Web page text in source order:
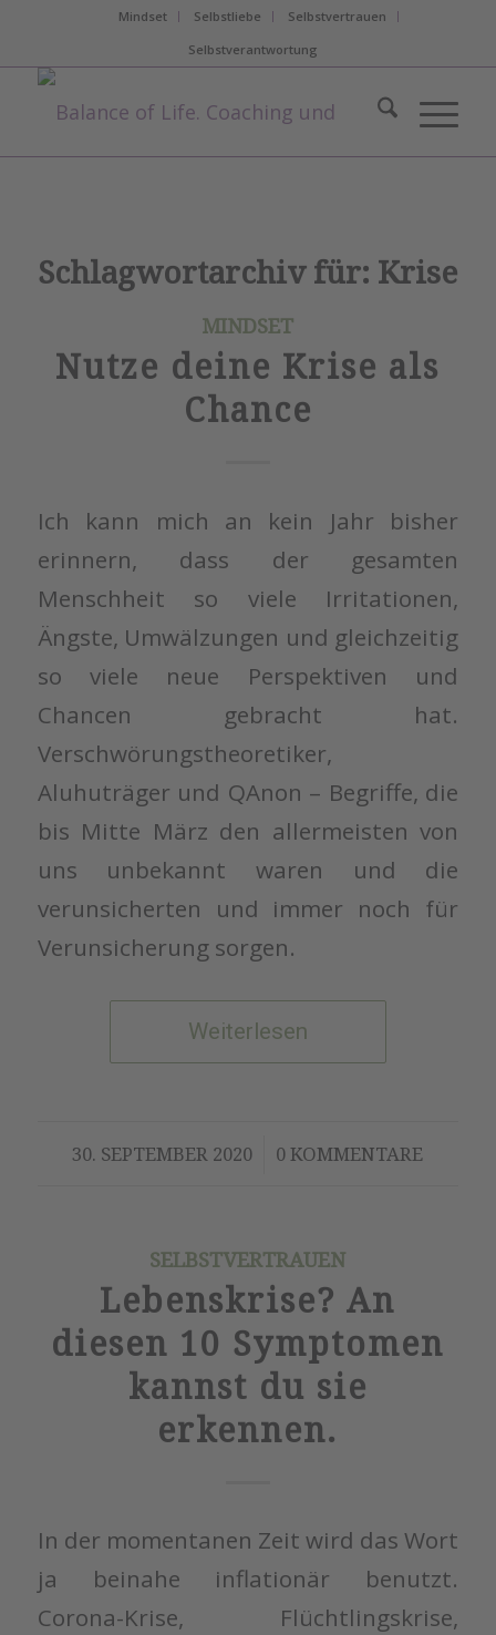
Mindset Selbstliebe
Selbstvertrauen
Selbstverantwortung
Schlagwortarchiv für: Krise
MINDSET
Nutze deine Krise als
Chance
Ich kann mich an kein Jahr bisher
erinnern, dass der gesamten
Menschheit so viele Irritationen,
Ängste, Umwälzungen und gleichzeitig
so viele neue Perspektiven und
Chancen gebracht hat.
Verschwörungstheoretiker,
Aluhuträger und QAnon – Begriffe, die
bis Mitte März den allermeisten von
uns unbekannt waren und die
verunsicherten und immer noch für
Verunsicherung sorgen.
Weiterlesen
30. SEPTEMBER 2020
/ 0 KOMMENTARE
SELBSTVERTRAUEN
Lebenskrise? An
diesen 10 Symptomen
kannst du sie
erkennen.
In der momentanen Zeit wird das Wort
ja beinahe inflationär benutzt.
Corona-Krise, Flüchtlingskrise,